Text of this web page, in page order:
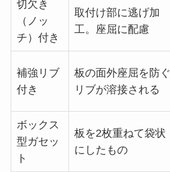
切欠き
（ノッ
チ）付き
取付け部に逃げ加
工。座屈に配慮
補強リブ
付き
板の面外座屈を防ぐ
リブが溶接される
ボックス
型ガセッ
ト
板を2枚重ねて袋状
にしたもの